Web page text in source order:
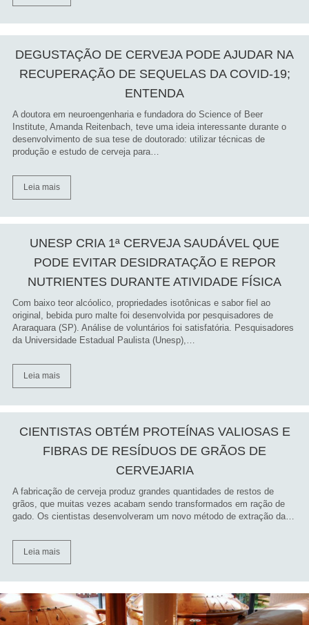
DEGUSTAÇÃO DE CERVEJA PODE AJUDAR NA
RECUPERAÇÃO DE SEQUELAS DA COVID-19;
ENTENDA
A doutora em neuroengenharia e fundadora do Science of Beer
Institute, Amanda Reitenbach, teve uma ideia interessante durante o
desenvolvimento de sua tese de doutorado: utilizar técnicas de
produção e estudo de cerveja para…
Leia mais
UNESP CRIA 1ª CERVEJA SAUDÁVEL QUE
PODE EVITAR DESIDRATAÇÃO E REPOR
NUTRIENTES DURANTE ATIVIDADE FÍSICA
Com baixo teor alcóolico, propriedades isotônicas e sabor fiel ao
original, bebida puro malte foi desenvolvida por pesquisadores de
Araraquara (SP). Análise de voluntários foi satisfatória. Pesquisadores
da Universidade Estadual Paulista (Unesp),…
Leia mais
CIENTISTAS OBTÉM PROTEÍNAS VALIOSAS E
FIBRAS DE RESÍDUOS DE GRÃOS DE
CERVEJARIA
A fabricação de cerveja produz grandes quantidades de restos de
grãos, que muitas vezes acabam sendo transformados em ração de
gado. Os cientistas desenvolveram um novo método de extração da…
Leia mais